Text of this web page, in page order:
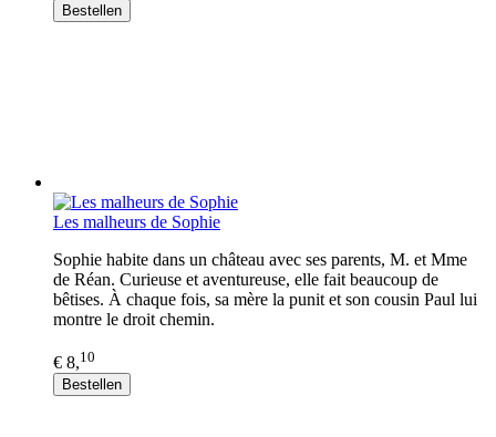
Bestellen
Les malheurs de Sophie
Sophie habite dans un château avec ses parents, M. et Mme
de Réan. Curieuse et aventureuse, elle fait beaucoup de
bêtises. À chaque fois, sa mère la punit et son cousin Paul lui
montre le droit chemin.
€ 8,10
Bestellen